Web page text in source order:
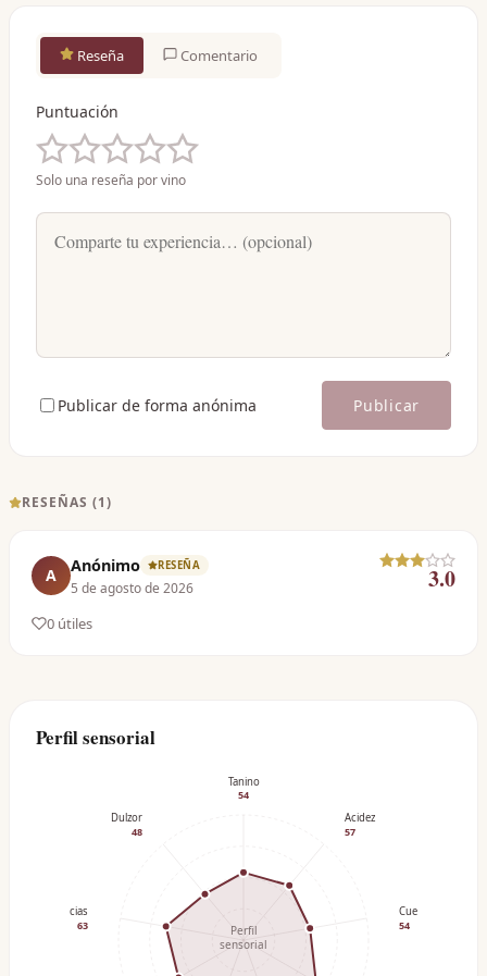
Reseña Comentario
Puntuación
Solo una reseña por vino
Publicar de forma anónima Publicar
RESEÑAS (1)
A Anónimo RESEÑA
5 de agosto de 2026 3.0
0 útiles
Perfil sensorial
Tanino
54
Acidez
57
Cuerpo
54
Especias
63
Dulzor
48
Perfil
sensorial